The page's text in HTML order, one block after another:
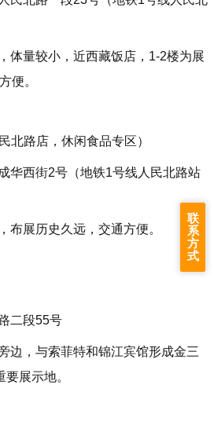
体量较小，近西藏饭店，1-2楼为展
便。
北路店，休闲食品专区）
华西街2号（地铁1号线人民北路站
布展历史久远，交通方便。
二段55号
边，与索菲特和锦江宾馆形成金三
展示地。
联
系
方
式